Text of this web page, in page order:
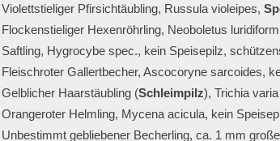
Violettstieliger Pfirsichtäubling, Russula violeipes,
Flockenstieliger Hexenröhrling, Neoboletus
Saftling, Hygrocybe spec., kein Speisepilz,
Fleischroter Gallertbecher, Ascocoryne sarcoides,
Gelblicher Haarstäubling (Schleimpilz), Trichia
Orangeroter Helmling, Mycena acicula, kein
Unbestimmt gebliebener Becherling, ca. 1 mm